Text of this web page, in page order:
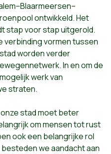
ontwikkeld. Het
stap voor stap uitgerold.
verbinding vormen tussen
worden verder
In en om de
werk van
straten.
stad moet beter
om mensen tot rust
ook een belangrijke rol
we aandacht aan